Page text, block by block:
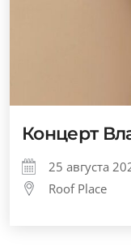
Концерт
25 августа
Roof Place